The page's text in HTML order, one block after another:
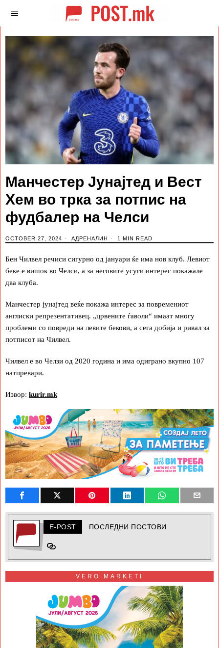
Манчестер Јунајтед и Вест
Хем во трка за потпис на
фудбалер на Челси
OCTOBER 27, 2024 АДРЕНАЛИН 1 MIN READ
Бен Чилвел речиси сигурно од јануари ќе има нов клуб. Левиот
беке е вишок во Челси, а за неговите усуги интерес покажале
два клуба.
Манчестер јунајтед веќе покажа интерес за повремениот
англиски репрезентативец. „црвените ѓаволи“ имаат многу
проблеми со повреди на левите бекови, а сега добија и ривал за
потписот на Чилвел.
Чилвел е во Челзи од 2020 година и има одиграно вкупно 107
натпревари.
Извор: kurir.mk
E-POST ПОСЛЕДНИ ПОСТОВИ
VERO MARKETI